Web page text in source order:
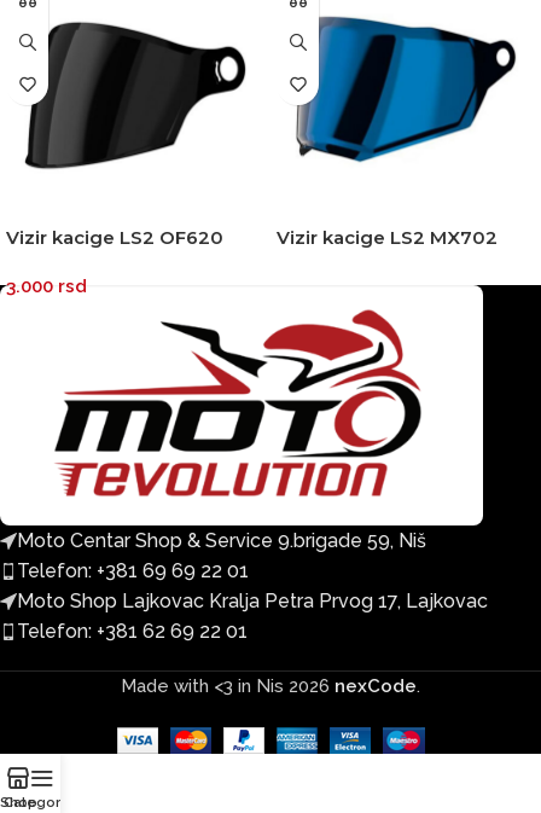
Vizir kacige LS2 OF620
3.000 rsd
Vizir kacige LS2 MX702
Moto Centar Shop & Service 9.brigade 59, Niš
Telefon: +381 69 69 22 01
Moto Shop Lajkovac Kralja Petra Prvog 17, Lajkovac
Telefon: +381 62 69 22 01
Made with <3 in Nis 2026 nexCode.
Shop
Categories